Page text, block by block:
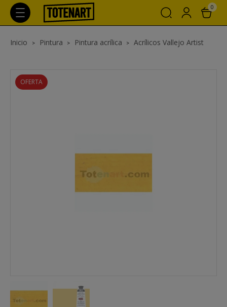
0
Inicio Pintura Pintura acrílica Acrílicos Vallejo Artist
OFERTA